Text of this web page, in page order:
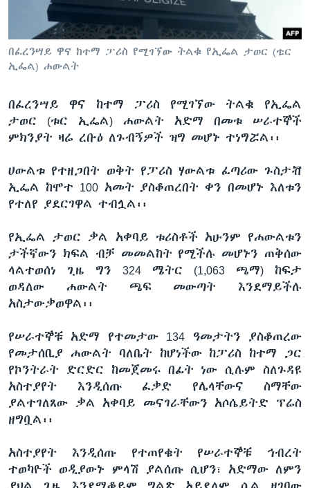
ቋንቋዎች
በፈረንሣይ ዋና ከተማ ፓሪስ የሚገኘው ትልቁ የኢፌል ታወር (ቱር
ኢፌል) ሐውልት
በፈረንሣይ ዋና ከተማ ፓሪስ የሚገኘው ትልቁ የኢፌል
ታወር (ቱር ኢፌል) ሐውልት አድማ በመቱ ሠራተኞች
ምክንያት ዛሬ ረቡዕ ለጉብኝዎች ዝግ መሆኑ ተነግሯል፡፡
ሀውልቱ የተዘጋበት ወቅት የፓሪስ ሃውልቱ ፈጣሪው ጉስታቭ
ኢፌል ከሞተ 100 አመት ያስቆጠረበት ቀን በመሆኑ እለቱን
የተለየ ያደርገዋል ተብሏል፡፡
የኢፌል ታወር ቃል አቀባይ ቱሪስቶች አሁንም የሐውልቱን
ታችኛውን ክፍል ብቻ መመልከት የሚችሉ መሆኑን ጠቅሰው
ላልተወሰነ ጊዜ ግን 324 ሜትር (1,063 ጫማ) ከፍታ
ወዳለው ሐውልት ጫፍ መውጣት እንደማይችሉ
አስታውቃወዋል፡፡
የሠራተኞቹ አድማ የተመታው 134 ዓመታትን ያስቆጠረው
የመታሰቢያ ሐውልት ባለቤት ከሆነችው ከፓሪስ ከተማ ጋር
የኮንትራት ድርድር ከመጀመሩ በፊት ነው ሲሉም ስለጉዳዩ
አስተያየት እንዲሰጡ ፈቃድ የሌላቸውና ስማቸው
ያልተገለጸው ቃል አቀባይ መናገራቸውን አሶሴይትድ ፕሬስ
ዘግቧል፡፡
አስተያየት እንዲሰጡ የተጠየቁት የሠራተኞቹ ኅብረት
ተወካዮች ወዲያውኑ ምላሽ ያልሰጡ ሲሆን፣ አድማው ለምን